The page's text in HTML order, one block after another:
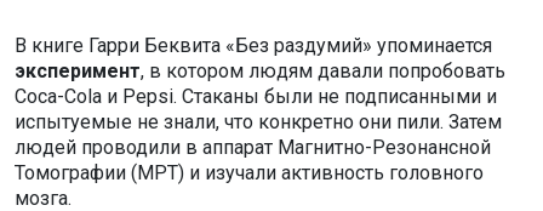
В книге Гарри Беквита «Без раздумий» упоминается
эксперимент, в котором людям давали попробовать
Coca-Cola и Pepsi. Стаканы были не подписанными и
испытуемые не знали, что конкретно они пили. Затем
людей проводили в аппарат Магнитно-Резонансной
Томографии (МРТ) и изучали активность головного
мозга.